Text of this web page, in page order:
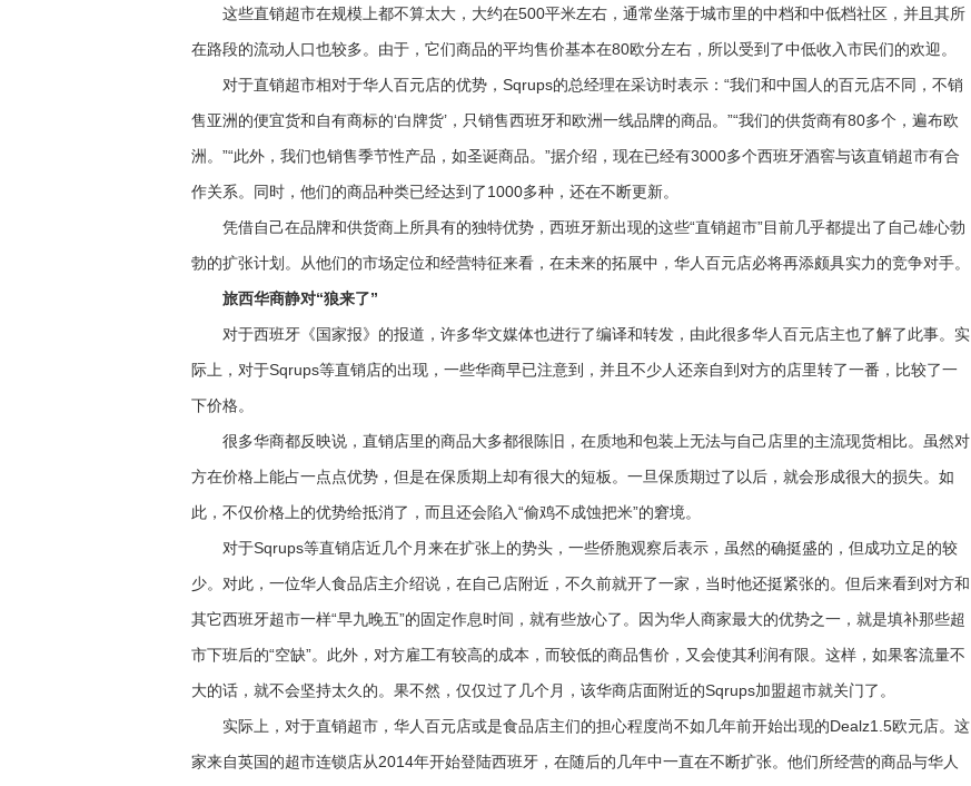
这些直销超市在规模上都不算太大，大约在500平米左右，通常坐落于城市里的中档和中低档社区，并且其所
在路段的流动人口也较多。由于，它们商品的平均售价基本在80欧分左右，所以受到了中低收入市民们的欢迎。
对于直销超市相对于华人百元店的优势，Sqrups的总经理在采访时表示：“我们和中国人的百元店不同，不销
售亚洲的便宜货和自有商标的‘白牌货’，只销售西班牙和欧洲一线品牌的商品。”“我们的供货商有80多个，遍布欧
洲。”“此外，我们也销售季节性产品，如圣诞商品。”据介绍，现在已经有3000多个西班牙酒窖与该直销超市有合
作关系。同时，他们的商品种类已经达到了1000多种，还在不断更新。
凭借自己在品牌和供货商上所具有的独特优势，西班牙新出现的这些“直销超市”目前几乎都提出了自己雄心勃
勃的扩张计划。从他们的市场定位和经营特征来看，在未来的拓展中，华人百元店必将再添颇具实力的竞争对手。
旅西华商静对“狼来了”
对于西班牙《国家报》的报道，许多华文媒体也进行了编译和转发，由此很多华人百元店主也了解了此事。实
际上，对于Sqrups等直销店的出现，一些华商早已注意到，并且不少人还亲自到对方的店里转了一番，比较了一
下价格。
很多华商都反映说，直销店里的商品大多都很陈旧，在质地和包装上无法与自己店里的主流现货相比。虽然对
方在价格上能占一点点优势，但是在保质期上却有很大的短板。一旦保质期过了以后，就会形成很大的损失。如
此，不仅价格上的优势给抵消了，而且还会陷入“偷鸡不成蚀把米”的窘境。
对于Sqrups等直销店近几个月来在扩张上的势头，一些侨胞观察后表示，虽然的确挺盛的，但成功立足的较
少。对此，一位华人食品店主介绍说，在自己店附近，不久前就开了一家，当时他还挺紧张的。但后来看到对方和
其它西班牙超市一样“早九晚五”的固定作息时间，就有些放心了。因为华人商家最大的优势之一，就是填补那些超
市下班后的“空缺”。此外，对方雇工有较高的成本，而较低的商品售价，又会使其利润有限。这样，如果客流量不
大的话，就不会坚持太久的。果不然，仅仅过了几个月，该华商店面附近的Sqrups加盟超市就关门了。
实际上，对于直销超市，华人百元店或是食品店主们的担心程度尚不如几年前开始出现的Dealz1.5欧元店。这
家来自英国的超市连锁店从2014年开始登陆西班牙，在随后的几年中一直在不断扩张。他们所经营的商品与华人